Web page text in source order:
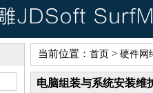
当前位置： 首页 > 硬件网
电脑组装与系统安装维